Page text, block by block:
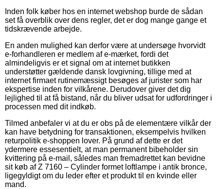
Inden folk køber hos en internet webshop burde de sådan
set få overblik over dens regler, det er dog mange gange et
tidskrævende arbejde.
En anden mulighed kan derfor være at undersøge hvorvidt
e-forhandleren er medlem af e-mærket, fordi det
almindeligvis er et signal om at internet butikken
understøtter gældende dansk lovgivning, tillige med at
internet firmaet rutinemæssigt besøges af jurister som har
ekspertise inden for vilkårene. Derudover giver det dig
lejlighed til at få bistand, når du bliver udsat for udfordringer i
processen med dit indkøb.
Tilmed anbefaler vi at du er obs på de elementære vilkår der
kan have betydning for transaktionen, eksempelvis hvilken
returpolitik e-shoppen lover. På grund af dette er det
ydermere essesentielt, at man permanent bibeholder sin
kvittering på e-mail, således man fremadrettet kan bevidne
sit køb af Z 7160 – Cylinder formet loftlampe i antik bronce,
ligegyldigt om du leder efter et produkt til en kvinde eller
mand.